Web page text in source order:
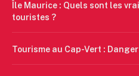
Île Maurice : Quels sont les
touristes ?
Tourisme au Cap-Vert :